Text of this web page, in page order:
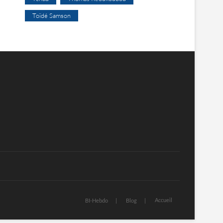
Toïdé Samson
BI-Hebdo Blog Accueil